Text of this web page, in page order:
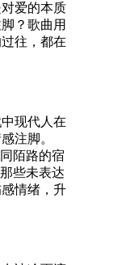
爱的本质
？歌曲用
往，都在
现代人在
注脚。
陌路的宿
些未表达
情绪，升